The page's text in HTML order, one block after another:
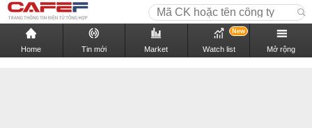
Home Tin mới Market Watch list
New
Mở rộng